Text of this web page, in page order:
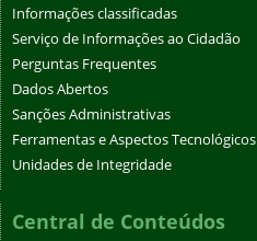
Informações classificadas
Serviço de Informações ao Cidadão
Perguntas Frequentes
Dados Abertos
Sanções Administrativas
Ferramentas e Aspectos Tecnológicos
Unidades de Integridade
Central de Conteúdos